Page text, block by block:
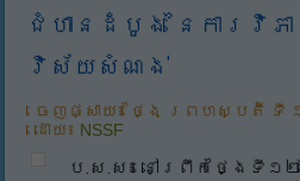
ជំហានដំបូង នៃការវិ
វិស័យសំណង់
ចេញផ្សាយ៖ ថ្ងៃ ព្រហស្បតិ៍ ទី
ដោយ៖ NSSF
ប.ស.ស៖ នៅព្រឹកថ្ងៃទី១